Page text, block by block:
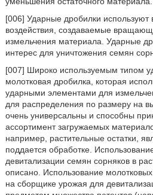
[006] Ударные дробилки используют
воздействия, создаваемые
измельчения материала. Ударные
интерес для уничтожения семян
[007] Широко используемым типом
молотковая дробилка, которая
ударными элементами для
для распределения по размеру на
очень универсальны и способны
ассортимент загружаемых
например, растительные остатки,
поддается обработке.
девитализации семян сорняков в
описано. Использование
на сборщике урожая для